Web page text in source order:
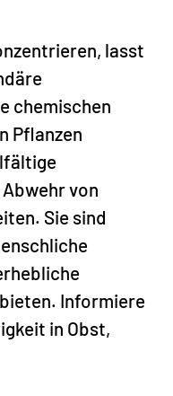
lasst
chemischen
Pflanzen
von
Sie sind
Informiere
in Obst,